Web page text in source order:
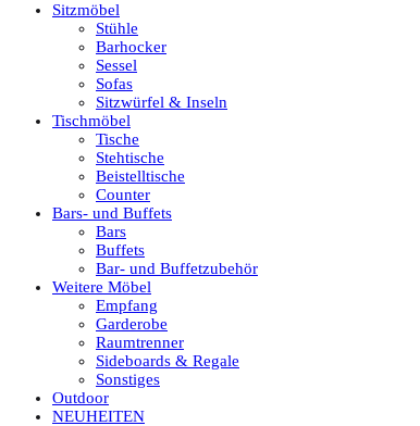
Sitzmöbel
Stühle
Barhocker
Sessel
Sofas
Sitzwürfel & Inseln
Tischmöbel
Tische
Stehtische
Beistelltische
Counter
Bars- und Buffets
Bars
Buffets
Bar- und Buffetzubehör
Weitere Möbel
Empfang
Garderobe
Raumtrenner
Sideboards & Regale
Sonstiges
Outdoor
NEUHEITEN